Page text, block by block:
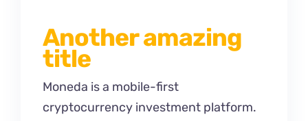
Another amazing
title
Moneda is a mobile-first
cryptocurrency investment platform.